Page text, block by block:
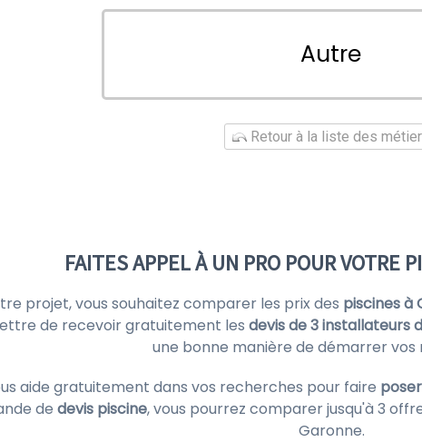
Autre
Retour à la liste des
FAITES APPEL À UN PRO POUR VOTRE
projet, vous souhaitez comparer les prix des piscines à
de recevoir gratuitement les devis de 3 installateurs
une bonne manière de démarrer vos
aide gratuitement dans vos recherches pour faire
de devis piscine, vous pourrez comparer jusqu'à 3
Garonne.